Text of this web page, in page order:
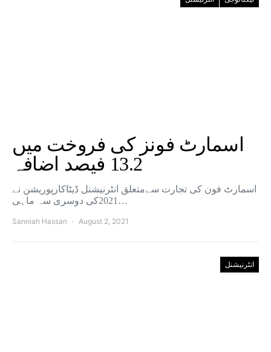
اسمارٹ فونز کی فروخت میں
13.2 فیصد اضافہ
اسمارٹ فون کی تجارت سےمتعلق انٹرنیشنل ڈیٹاکارپوریشن نے
2021کی دوسری سہ ماہی…
Sanniah Hassan August 2, 2021
انٹرنیشنل